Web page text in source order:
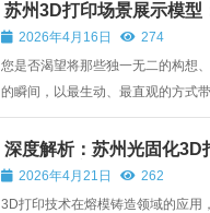
苏州3D打印场景展示模型
震撼呈现，颠覆您的展示体
2026年4月16日
274
您是否渴望将那些独一无二的构想
的瞬间，以最生动、最直观的方式
面前？ 不再受限于传统模型的笨重
3D打印为您开启场景展示的新纪元
耕工业级3D打印服务10余年，可根
打...
深度解析：苏州光固化3D
密铸造全流程
2026年4月21日
262
3D打印技术在熔模铸造领域的应用